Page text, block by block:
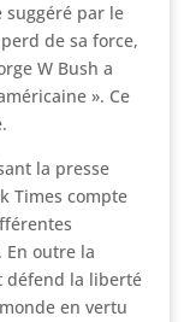
par le
de sa force,
W Bush a
». Ce
la presse
Times compte
En outre la
défend la liberté
en vertu